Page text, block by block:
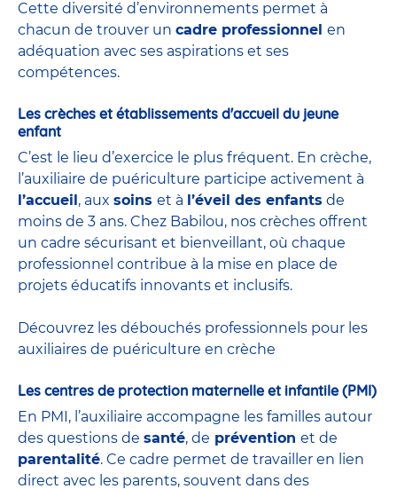
Cette diversité d’environnements permet à
chacun de trouver un cadre professionnel en
adéquation avec ses aspirations et ses
compétences.
Les crèches et établissements d'accueil du jeune
enfant
C’est le lieu d’exercice le plus fréquent. En crèche,
l’auxiliaire de puériculture participe activement à
l’accueil , aux soins et à l’éveil des enfants de
moins de 3 ans. Chez Babilou, nos crèches offrent
un cadre sécurisant et bienveillant, où chaque
professionnel contribue à la mise en place de
projets éducatifs innovants et inclusifs.
Découvrez les débouchés professionnels pour les
auxiliaires de puériculture en crèche
Les centres de protection maternelle et infantile (PMI)
En PMI, l’auxiliaire accompagne les familles autour
des questions de santé, de prévention et de
parentalité. Ce cadre permet de travailler en lien
direct avec les parents, souvent dans des